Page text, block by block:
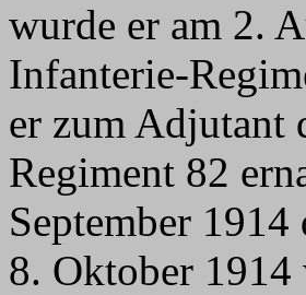
wurde er am 2.
Infanterie-
er zum Adjutant
Regiment 82
September
8. Oktober 1914